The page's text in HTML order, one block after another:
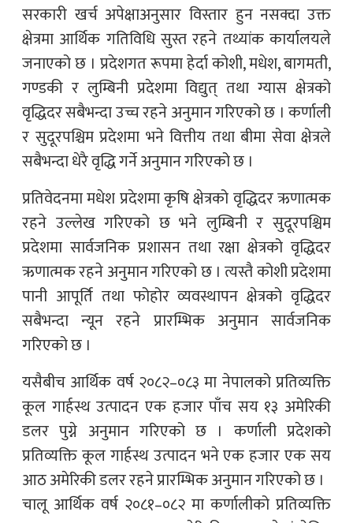
सरकारी खर्च अपेक्षाअनुसार विस्तार हुन नसक्दा उक्त
क्षेत्रमा आर्थिक गतिविधि सुस्त रहने तथ्यांक कार्यालयले
जनाएको छ । प्रदेशगत रूपमा हेर्दा कोशी, मधेश, बागमती,
गण्डकी र लुम्बिनी प्रदेशमा विद्युत् तथा ग्यास क्षेत्रको
वृद्धिदर सबैभन्दा उच्च रहने अनुमान गरिएको छ । कर्णाली
र सुदूरपश्चिम प्रदेशमा भने वित्तीय तथा बीमा सेवा क्षेत्रले
सबैभन्दा धेरै वृद्धि गर्ने अनुमान गरिएको छ ।
प्रतिवेदनमा मधेश प्रदेशमा कृषि क्षेत्रको वृद्धिदर ऋणात्मक
रहने उल्लेख गरिएको छ भने लुम्बिनी र सुदूरपश्चिम
प्रदेशमा सार्वजनिक प्रशासन तथा रक्षा क्षेत्रको वृद्धिदर
ऋणात्मक रहने अनुमान गरिएको छ । त्यस्तै कोशी प्रदेशमा
पानी आपूर्ति तथा फोहोर व्यवस्थापन क्षेत्रको वृद्धिदर
सबैभन्दा न्यून रहने प्रारम्भिक अनुमान सार्वजनिक
गरिएको छ ।
यसैबीच आर्थिक वर्ष २०८२–०८३ मा नेपालको प्रतिव्यक्ति
कूल गार्हस्थ उत्पादन एक हजार पाँच सय १३ अमेरिकी
डलर पुग्ने अनुमान गरिएको छ । कर्णाली प्रदेशको
प्रतिव्यक्ति कूल गार्हस्थ उत्पादन भने एक हजार एक सय
आठ अमेरिकी डलर रहने प्रारम्भिक अनुमान गरिएको छ ।
चालू आर्थिक वर्ष २०८१–०८२ मा कर्णालीको प्रतिव्यक्ति